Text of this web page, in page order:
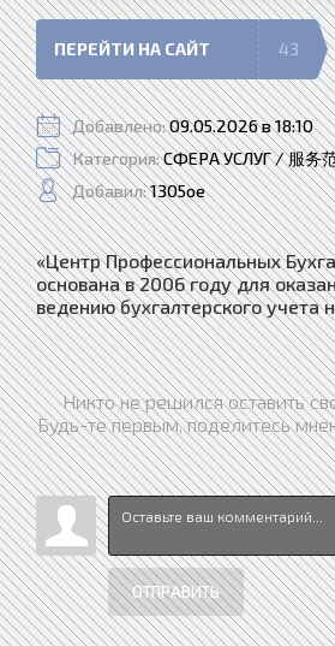
ПЕРЕЙТИ НА САЙТ 43
Добавлено:09.05.2026 в 18:10
Категория:СФЕРА УСЛУГ / 服务范
Добавил:1305oe
«Центр Профессиональных
основана в 2006 году для
ведению бухгалтерского учета
Никто не решился оставить
Будь-те первым, поделитесь
ОТПРАВИТЬ